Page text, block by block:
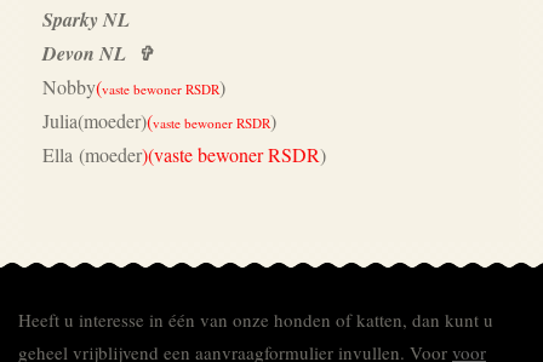
Sparky NL
Devon NL ✞
Nobby(vaste bewoner RSDR)
Julia(moeder)(vaste bewoner RSDR)
Ella (moeder)(vaste bewoner RSDR)
Heeft u interesse in één van onze honden of katten, dan kunt u
geheel vrijblijvend een aanvraagformulier invullen. Voor voor